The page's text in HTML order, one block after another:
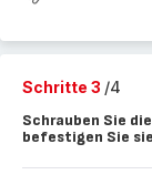
Schritte 3 /4
Schrauben Sie
befestigen Sie